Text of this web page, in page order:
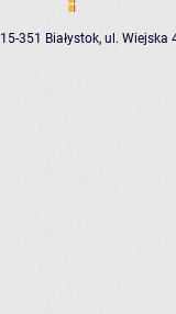
15-351 Białystok, ul. Wiejska